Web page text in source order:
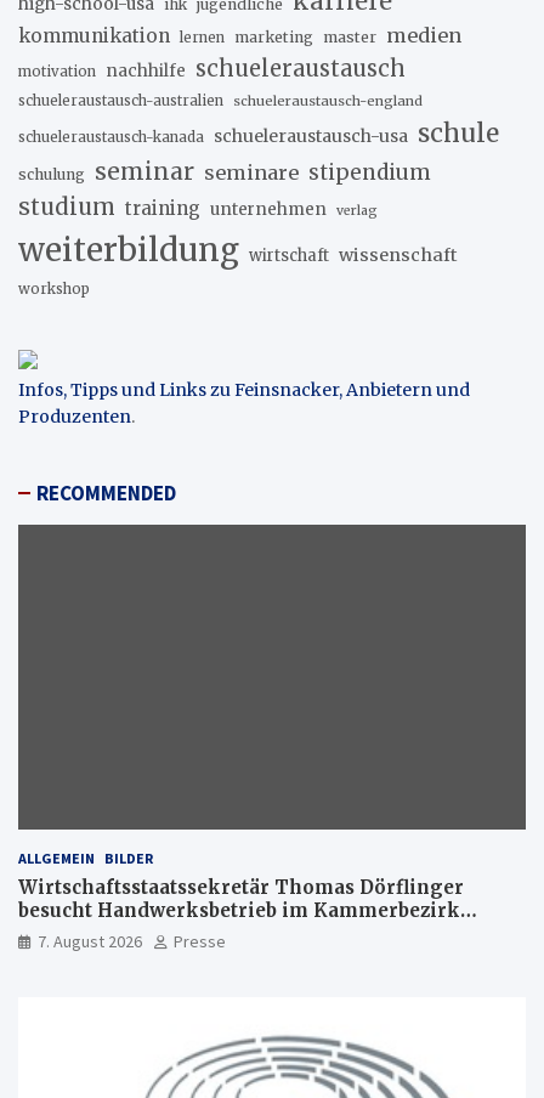
ihk jugendliche
kommunikation lernen marketing master medien
motivation nachhilfe schueleraustausch
schueleraustausch-australien schueleraustausch-england
schueleraustausch-kanada schueleraustausch-usa schule
schulung seminar seminare stipendium
studium training unternehmen verlag
weiterbildung wirtschaft wissenschaft
workshop
Infos, Tipps und Links zu Feinsnacker, Anbietern und
Produzenten.
RECOMMENDED
ALLGEMEIN BILDER
Wirtschaftsstaatssekretär Thomas Dörflinger
besucht Handwerksbetrieb im Kammerbezirk
Freiburg
7. August 2026 Presse